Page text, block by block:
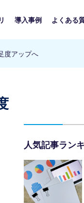
導入事例 よくある
度アップへ
人気記事ラン